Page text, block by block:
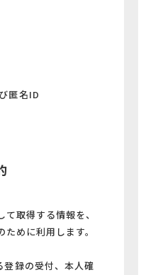
匿名ID
取得する情報を、
めに利用します。
登録の受付、本人確